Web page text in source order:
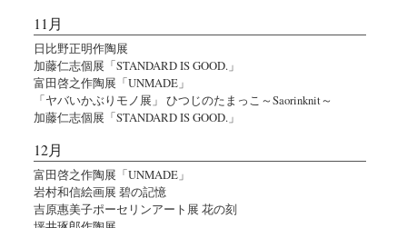
11月
日比野正明作陶展
加藤仁志個展「STANDARD IS GOOD.」
富田啓之作陶展「UNMADE」
「ヤバいかぶりモノ展」 ひつじのたまっこ～Saorinknit～
加藤仁志個展「STANDARD IS GOOD.」
12月
富田啓之作陶展「UNMADE」
岩村和信絵画展 碧の記憶
吉原惠美子ポーセリンアート展 花の刻